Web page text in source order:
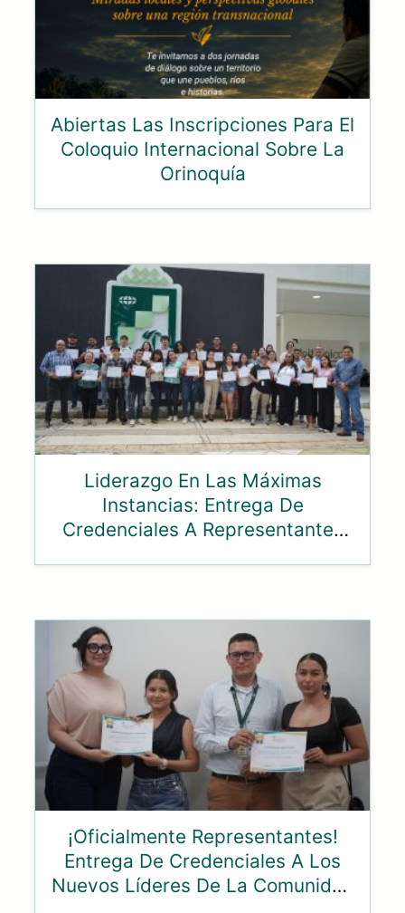
Abiertas Las Inscripciones Para El
Coloquio Internacional Sobre La
Orinoquía
Liderazgo En Las Máximas
Instancias: Entrega De
Credenciales A Representantes
¡Oficialmente Representantes!
Entrega De Credenciales A Los
Nuevos Líderes De La Comunidad